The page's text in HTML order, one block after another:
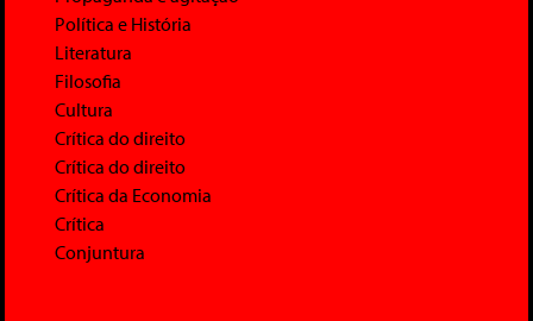
Política e História
Literatura
Filosofia
Cultura
Crítica do direito
Crítica do direito
Crítica da Economia
Crítica
Conjuntura